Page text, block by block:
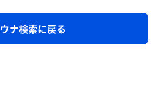
ナ検索に戻る